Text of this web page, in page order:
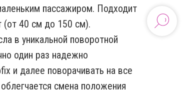
пассажиром. Подходит
40 см до 150 см).
в уникальной поворотной
один раз надежно
и далее поворачивать на все
смена положения